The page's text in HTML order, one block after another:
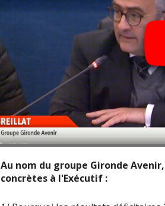
Au nom du groupe Gironde
concrètes à l'Exécutif :